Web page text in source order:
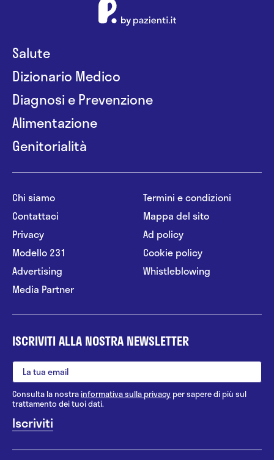
Salute
Dizionario Medico
Diagnosi e Prevenzione
Alimentazione
Genitorialità
Chi siamo
Contattaci
Privacy
Modello 231
Advertising
Media Partner
Termini e condizioni
Mappa del sito
Ad policy
Cookie policy
Whistleblowing
ISCRIVITI ALLA NOSTRA NEWSLETTER
Consulta la nostrainformativa sulla privacy per sapere di più sul
trattamento dei tuoi dati.